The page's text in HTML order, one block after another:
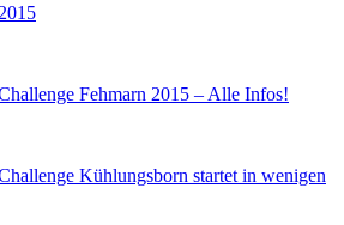
Fehmarn 2015 – Alle Infos!
Kühlungsborn startet in wenigen